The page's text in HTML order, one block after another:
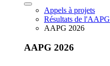
Appels à projets
Résultats de l'AAPG
AAPG 2026
AAPG 2026